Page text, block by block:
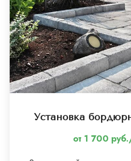
Установка
от 1 700